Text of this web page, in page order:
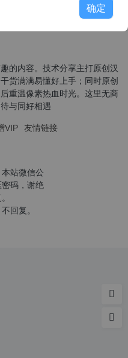
的内容。技术分享主打原创汉
货满满易懂好上手；同时原创
重温像素热血时光。这里无商
与同好相遇
VIP 友情链接
站微信公
码，谢绝
回复。
确定